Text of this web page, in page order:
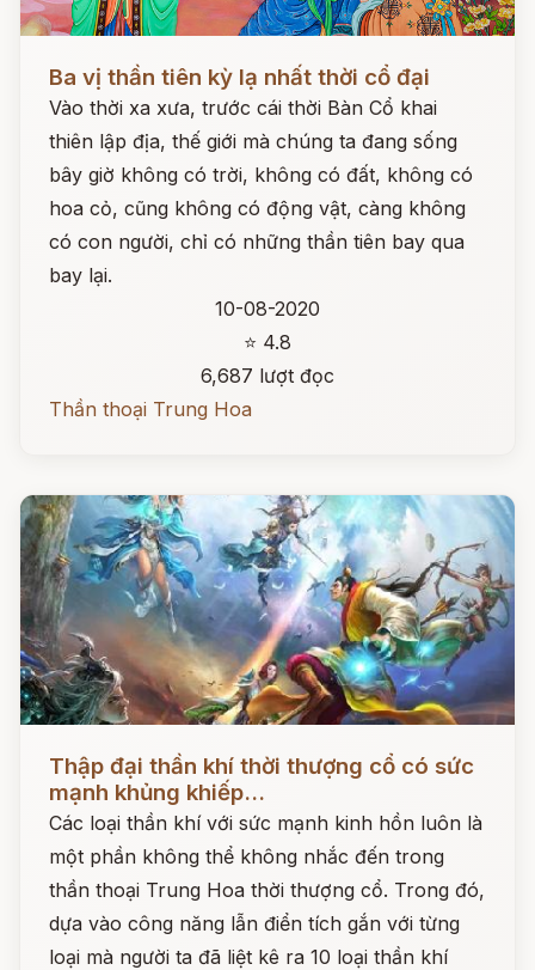
Ba vị thần tiên kỳ lạ nhất thời cổ đại
Vào thời xa xưa, trước cái thời Bàn Cổ khai
thiên lập địa, thế giới mà chúng ta đang sống
bây giờ không có trời, không có đất, không có
hoa cỏ, cũng không có động vật, càng không
có con người, chỉ có những thần tiên bay qua
bay lại.
10-08-2020
⭐ 4.8
6,687 lượt đọc
Thần thoại Trung Hoa
Thập đại thần khí thời thượng cổ có sức
mạnh khủng khiếp...
Các loại thần khí với sức mạnh kinh hồn luôn là
một phần không thể không nhắc đến trong
thần thoại Trung Hoa thời thượng cổ. Trong đó,
dựa vào công năng lẫn điển tích gắn với từng
loại mà người ta đã liệt kê ra 10 loại thần khí